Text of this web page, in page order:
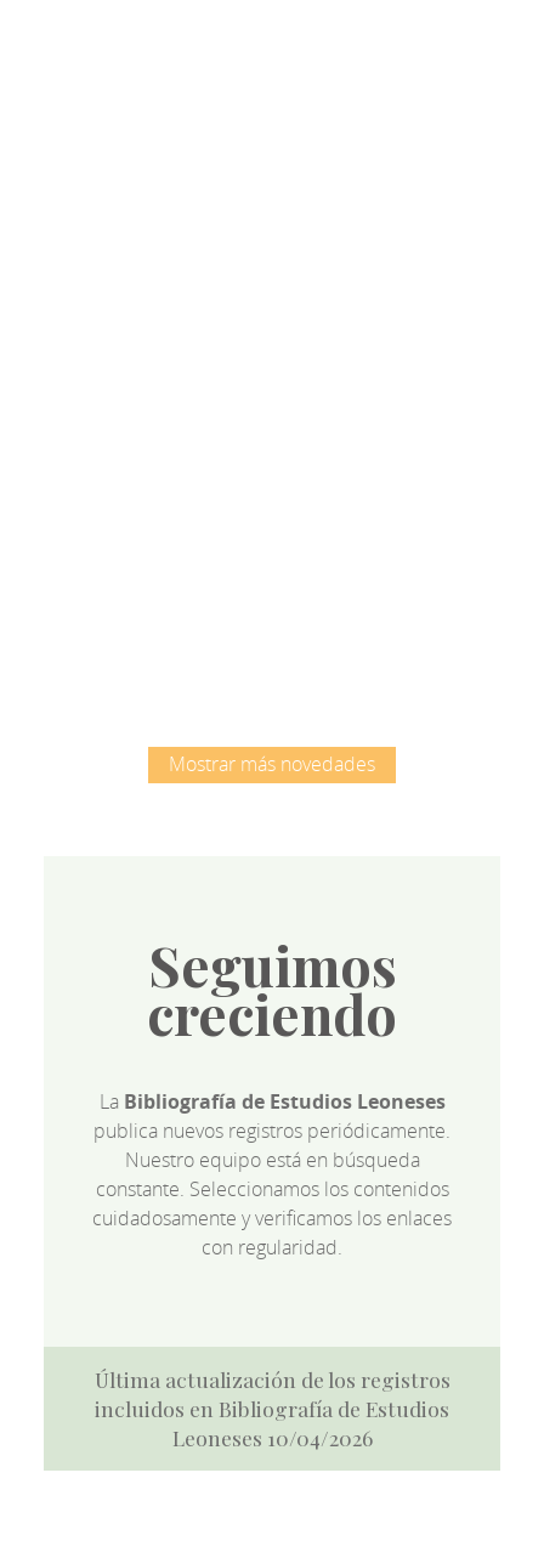
Mostrar más novedades
Seguimos
creciendo
La Bibliografía de Estudios Leoneses
publica nuevos registros periódicamente.
Nuestro equipo está en búsqueda
constante. Seleccionamos los contenidos
cuidadosamente y verificamos los enlaces
con regularidad.
Última actualización de los registros
incluidos en Bibliografía de Estudios
Leoneses 10/04/2026